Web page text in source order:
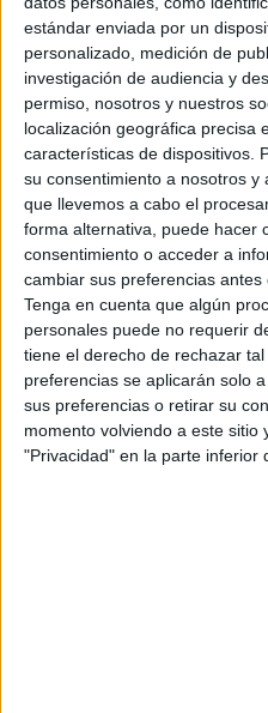
estándar enviada por un
personalizado, medición de
investigación de audiencia y
permiso, nosotros y nuestros
localización geográfica precisa
características de dispositivos.
su consentimiento a nosotros y
que llevemos a cabo el
forma alternativa, puede hacer
consentimiento o acceder a
cambiar sus preferencias
Tenga en cuenta que algún
personales puede no requerir
tiene el derecho de rechazar
preferencias se aplicarán solo
sus preferencias o retirar su
momento volviendo a este sitio
"Privacidad" en la parte inferior
completamente nuevo que
Oeste, en donde un vaquero
revuelta contra un terror
1873. Territorio de Arizona.
recuerdos de su pasado
hosca villa de Absolution.
un misterioso grillete sujeto
que descubre es que la
agrado a los forasteros, y
sin que se lo ordene el
Ford ). Es un pueblo que
Pero Absolution está a
que apenas puede
por unos seres malvados del